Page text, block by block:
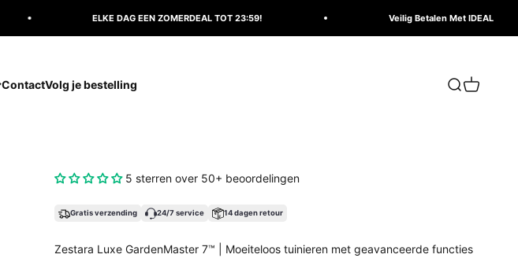
ELKE DAG EEN ZOMERDEAL TOT 23:59! Veilig Betalen Met IDEAL
ContactVolg je bestelling
Zoeken
5 sterren over 50+ beoordelingen
Gratis verzending 24/7 service 14 dagen retour
Zestara Luxe GardenMaster 7™ | Moeiteloos tuinieren met geavanceerde functies